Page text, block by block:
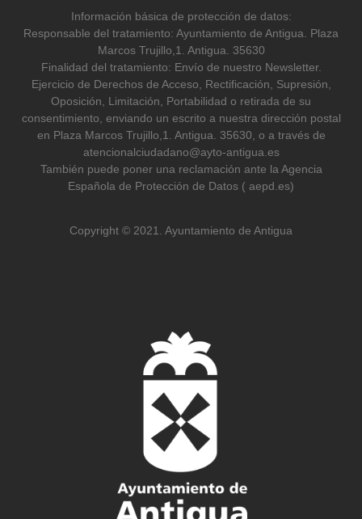
Información básica de protección de datos:
Responsable del tratamiento: Ayuntamiento de Antigua. Plaza
Marcos Trujillo,1. Antigua. 35630
Finalidad del tratamiento: Envío de nuestro Newsletter.
Ejercicio de Derechos de Acceso, Rectificación, Supresión,
Oposición, Limitación, Portabilidad o retirada de su
consentimiento, enviando un escrito a nuestra dirección postal
en Plaza Marcos Trujillo,1. Antigua. 35630, o a través de
atencionalciudadano@ayto-antigua.es
También puede poner una reclamación ante la Agencia
Española de Protección de Datos ( aepd.es)
Copyright © 2021. Ayuntamiento de Antigua